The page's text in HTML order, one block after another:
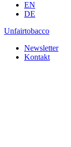
EN
DE
Unfairtobacco
Newsletter
Kontakt